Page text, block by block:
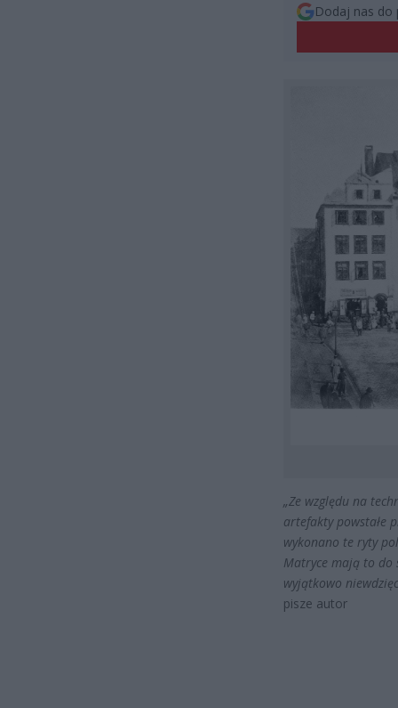
Dodaj nas do
„Ze względu na
artefakty powstałe
wykonano te ryty
Matryce mają to do
wyjątkowo
pisze autor